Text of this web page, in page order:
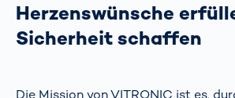
Herzenswünsche
Sicherheit schaffen
Die Mission von VITRONIC ist es,